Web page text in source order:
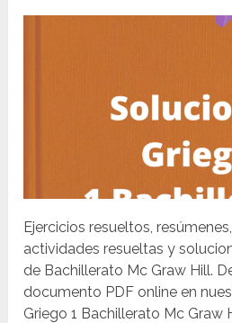
Ejercicios resueltos,
actividades resueltas y
de Bachillerato Mc Graw Hill.
documento PDF online en
Griego 1 Bachillerato Mc Graw